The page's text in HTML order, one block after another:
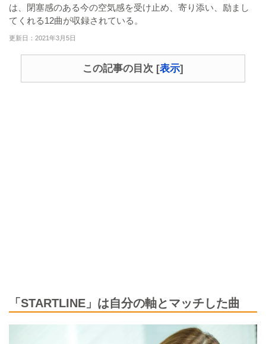
は、閉塞感のある今の空気感を受け止め、寄り添い、励まし
てくれる12曲が収録されている。
更新日：2021年3月5日
この記事の目次 [表示]
「STARTLINE」は自分の軸とマッチした曲